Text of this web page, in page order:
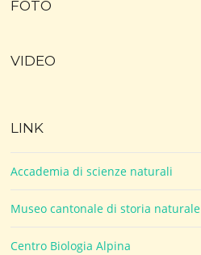
FOTO
VIDEO
LINK
Accademia di scienze naturali
Museo cantonale di storia naturale
Centro Biologia Alpina